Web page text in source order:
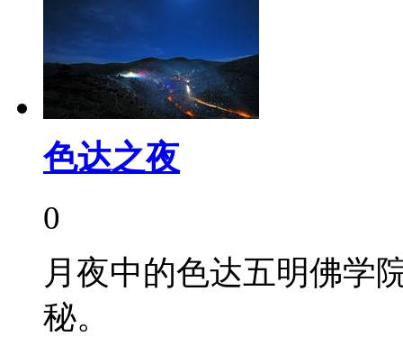
色达之夜
0
月夜中的色达五明佛学
秘。